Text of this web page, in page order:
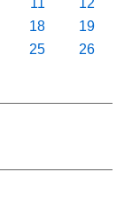
11
12
18
19
25
26